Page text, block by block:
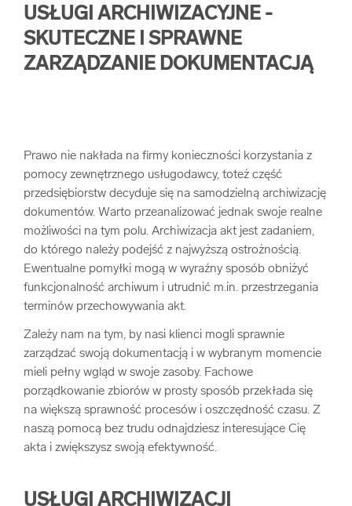
USŁUGI ARCHIWIZACYJNE -
SKUTECZNE I SPRAWNE
ZARZĄDZANIE DOKUMENTACJĄ
Prawo nie nakłada na firmy konieczności korzystania z
pomocy zewnętrznego usługodawcy, toteż część
przedsiębiorstw decyduje się na samodzielną archiwizację
dokumentów. Warto przeanalizować jednak swoje realne
możliwości na tym polu. Archiwizacja akt jest zadaniem,
do którego należy podejść z najwyższą ostrożnością.
Ewentualne pomyłki mogą w wyraźny sposób obniżyć
funkcjonalność archiwum i utrudnić m.in. przestrzegania
terminów przechowywania akt.
Zależy nam na tym, by nasi klienci mogli sprawnie
zarządzać swoją dokumentacją i w wybranym momencie
mieli pełny wgląd w swoje zasoby. Fachowe
porządkowanie zbiorów w prosty sposób przekłada się
na większą sprawność procesów i oszczędność czasu. Z
naszą pomocą bez trudu odnajdziesz interesujące Cię
akta i zwiększysz swoją efektywność.
USŁUGI ARCHIWIZACJI